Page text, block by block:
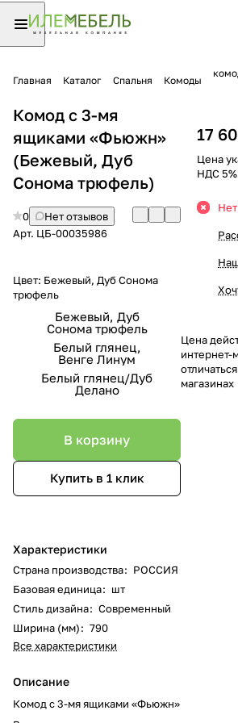
Главная Каталог Спальня Комоды
Комод с 3-мя
ящиками «Фьюжн»
(Бежевый, Дуб
Сонома трюфель)
0
Нет отзывов
Арт. ЦБ-00035986
Цвет: Бежевый, Дуб Сонома
трюфель
Бежевый, Дуб
Сонома трюфель
Белый глянец,
Венге Линум
Белый глянец/Дуб
Делано
В корзину
Купить в 1 клик
Характеристики
Страна производства: РОССИЯ
Базовая единица: шт
Стиль дизайна: Современный
Ширина (мм): 790
Все характеристики
Описание
Комод с 3-мя ящиками «Фьюжн»
17
Цена
НДС 5%
Цена
интернет-
магазинах